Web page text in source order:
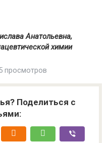
Анатольевна,
химии
просмотров
Поделиться с